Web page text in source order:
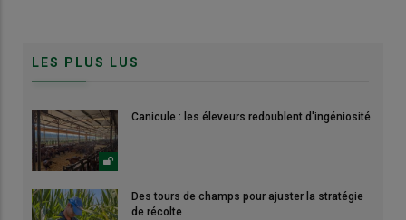
LES PLUS LUS
Canicule : les éleveurs redoublent d'ingéniosité
Des tours de champs pour ajuster la stratégie
de récolte